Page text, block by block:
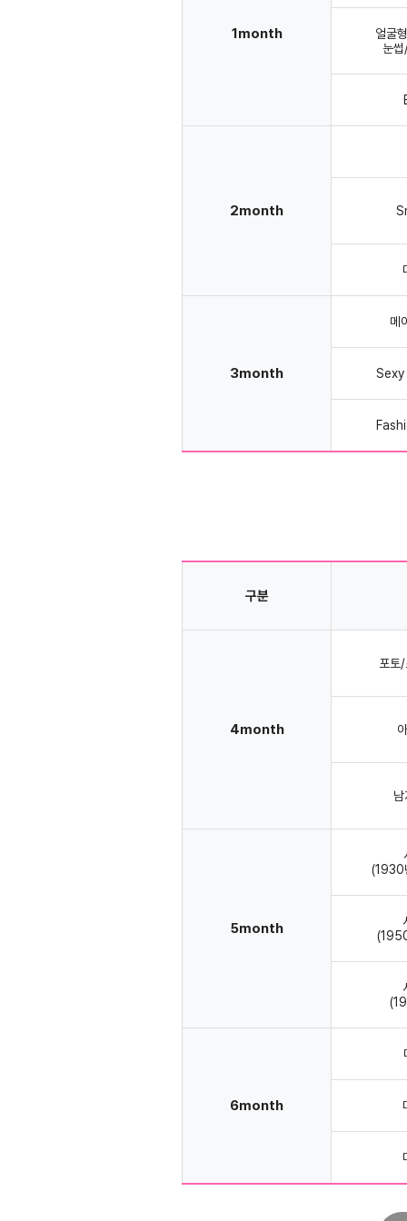
1month
얼굴
눈
2month
3month
메
구분
4month
포토
5month
(1930
6month